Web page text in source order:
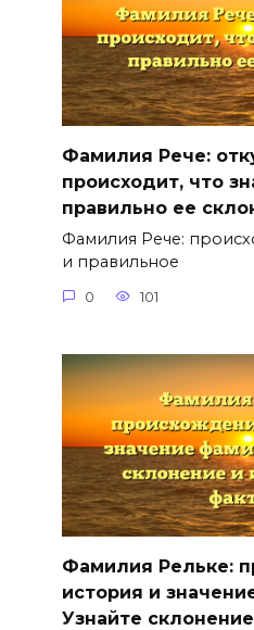
Фамилия Рече:
происходит, что
правильно ее
Фамилия Рече:
и правильное
0 101
Фамилия Рельке:
история и
Узнайте